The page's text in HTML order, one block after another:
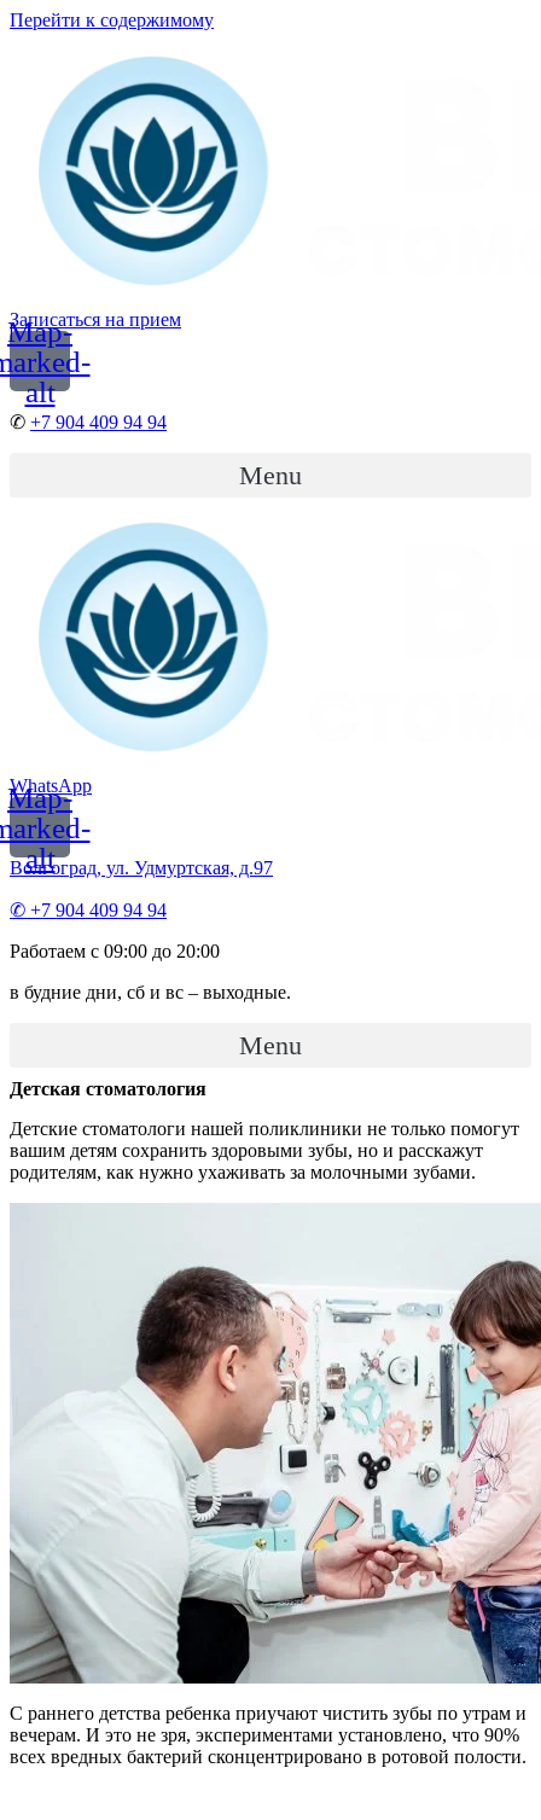
Перейти к содержимому
Записаться на прием
Map-
alt
✆ +7 904 409 94 94
Menu
WhatsApp
Map-
alt
Волгоград, ул. Удмуртская, д.97
✆ +7 904 409 94 94
Работаем с 09:00 до 20:00
в будние дни, сб и вс – выходные.
Menu
Детская стоматология
Детские стоматологи нашей поликлиники не только помогут
вашим детям сохранить здоровыми зубы, но и расскажут
родителям, как нужно ухаживать за молочными зубами.
С раннего детства ребенка приучают чистить зубы по утрам и
вечерам. И это не зря, экспериментами установлено, что 90%
всех вредных бактерий сконцентрировано в ротовой полости.